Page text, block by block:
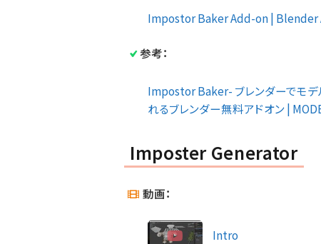
Impostor Baker Add-on |
参考：
Impostor Baker- ブレンダーでモ
れるブレンダー無料アドオン |
Imposter Generator
動画：
Intro